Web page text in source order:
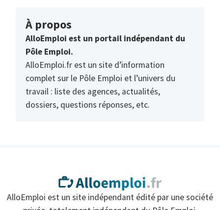
À propos
AlloEmploi est un portail indépendant du
Pôle Emploi.
AlloEmploi.fr est un site d’information
complet sur le Pôle Emploi et l’univers du
travail : liste des agences, actualités,
dossiers, questions réponses, etc.
AlloEmploi est un site indépendant édité par une société